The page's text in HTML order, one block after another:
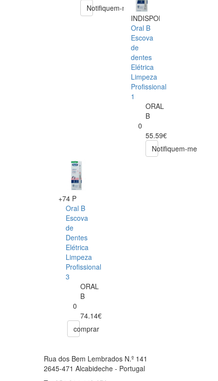
Notifiquem-me
INDISPONÍVEL
Oral B
Escova
de
dentes
Elétrica
Limpeza
Profissional
1
ORAL
B
0
55.59€
Notifiquem-me
+74 P
Oral B
Escova
de
Dentes
Elétrica
Limpeza
Profissional
3
ORAL
B
0
74.14€
comprar
Rua dos Bem Lembrados N.º 141
2645-471 Alcabideche - Portugal